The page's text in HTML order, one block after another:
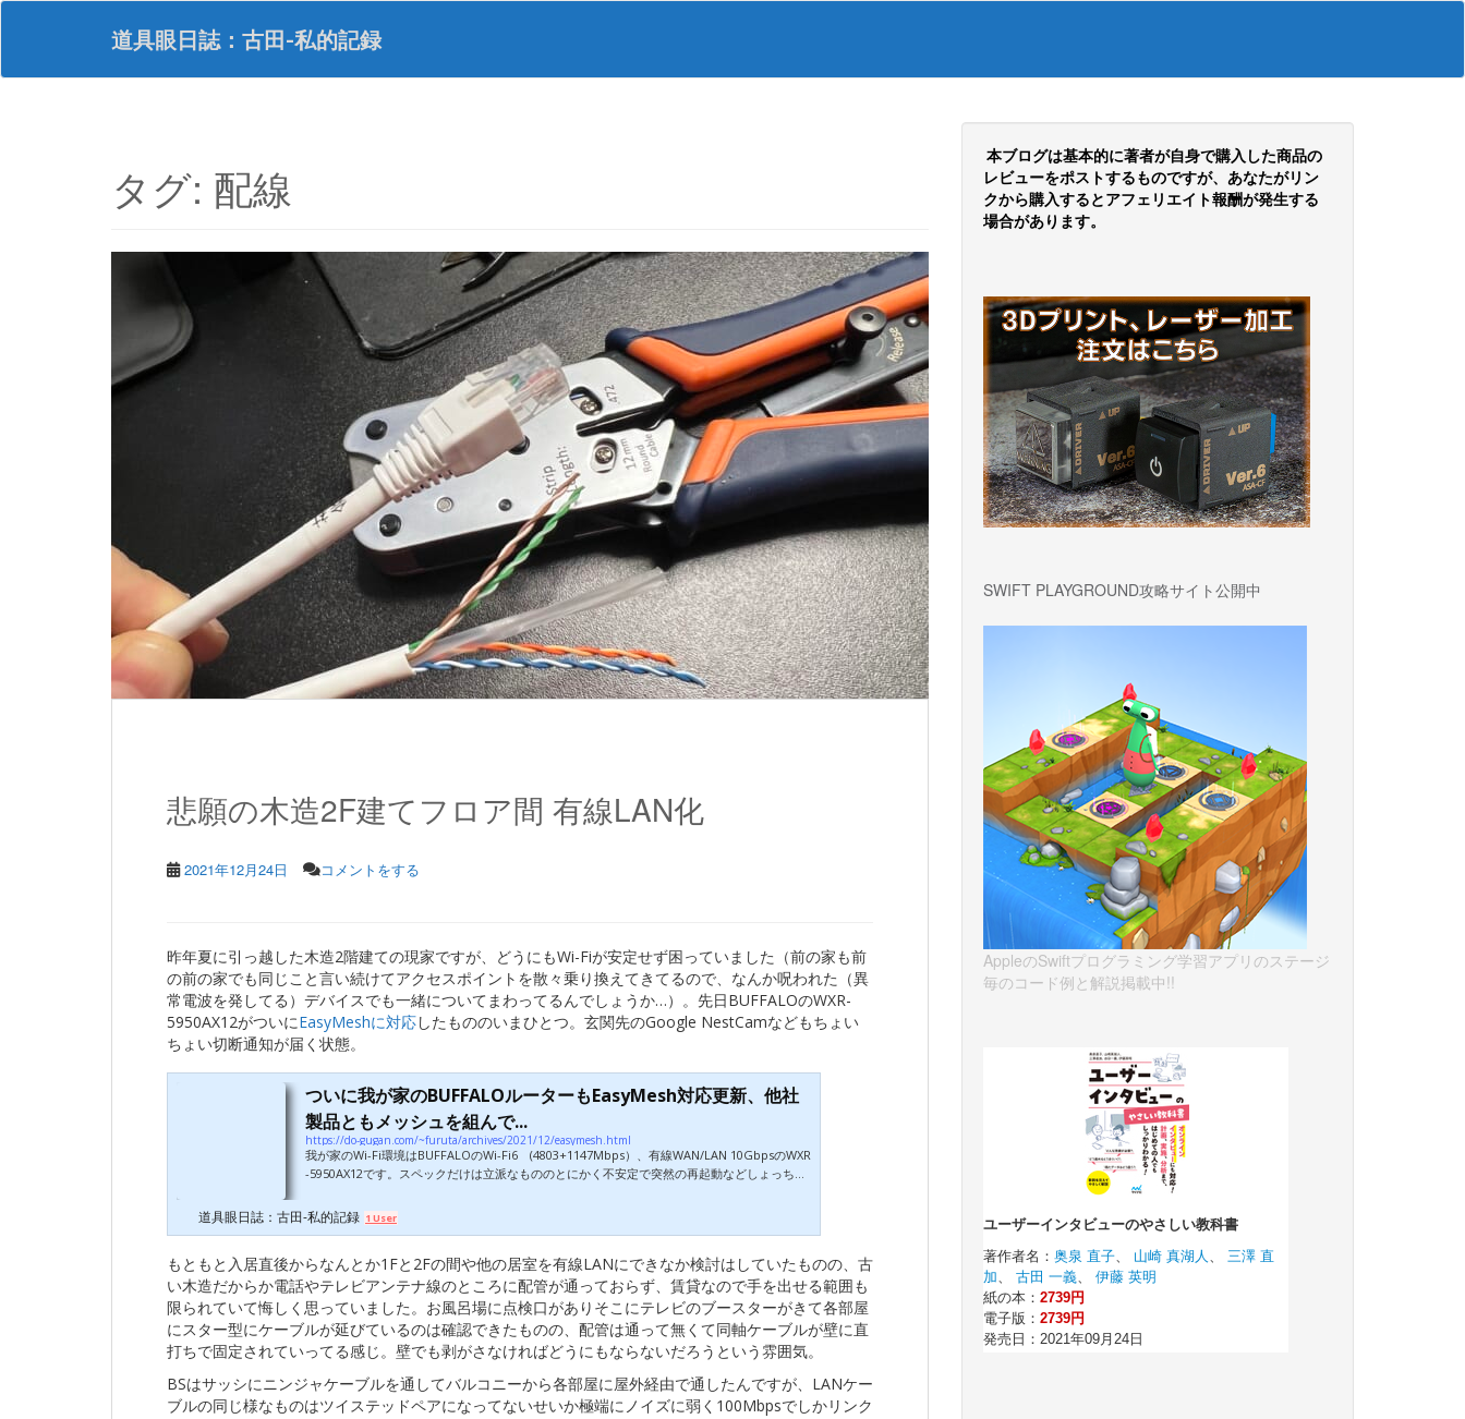
S
p
道具眼日誌：古田-私的記録
タグ: 配線
悲願の木造2F建てフロア間 有線LAN化
2021年12月24日 コメントをする
昨年夏に引っ越した木造2階建ての現家ですが、どうにもWi-Fiが安定せず困っていました（前の家も前
の前の家でも同じこと言い続けてアクセスポイントを散々乗り換えてきてるので、なんか呪われた（異
常電波を発してる）デバイスでも一緒についてまわってるんでしょうか…）。先日BUFFALOのWXR-
5950AX12がついにEasyMeshに対応したもののいまひとつ。玄関先のGoogle NestCamなどもちょい
ちょい切断通知が届く状態。
ついに我が家のBUFFALOルーターもEasyMesh対応更新、他社
製品ともメッシュを組んで...
https://do-gugan.com/~furuta/archives/2021/12/easymesh.html
我が家のWi-Fi環境はBUFFALOのWi-Fi6 (4803+1147Mbps）、有線WAN/LAN 10GbpsのWXR
-5950AX12です。スペックだけは立派なもののとにかく不安定で突然の再起動などしょっちゅ
か同格スペック（特に有線LAN仕様）のものがないので買い換えられずにいます。最近ではせ
っかくのWAN 10Gbpsを無駄にすることになりますがルーターをYAMAHA RTX1210に戻し、
負荷の問...
道具眼日誌：古田-私的記録 1 User
もともと入居直後からなんとか1Fと2Fの間や他の居室を有線LANにできなか検討はしていたものの、古
い木造だからか電話やテレビアンテナ線のところに配管が通っておらず、賃貸なので手を出せる範囲も
限られていて悔しく思っていました。お風呂場に点検口がありそこにテレビのブースターがきて各部屋
にスター型にケーブルが延びているのは確認できたものの、配管は通って無くて同軸ケーブルが壁に直
打ちで固定されていってる感じ。壁でも剥がさなければどうにもならないだろうという雰囲気。
BSはサッシにニンジャケーブルを通してバルコニーから各部屋に屋外経由で通したんですが、LANケー
ブルの同じ様なものはツイステッドペアになってないせいか極端にノイズに弱く100Mbpsでしかリンク
本ブログは基本的に著者が自身で購入した商品の
レビューをポストするものですが、あなたがリン
クから購入するとアフェリエイト報酬が発生する
場合があります。
SWIFT PLAYGROUND攻略サイト公開中
AppleのSwiftプログラミング学習アプリのステージ
毎のコード例と解説掲載中!!